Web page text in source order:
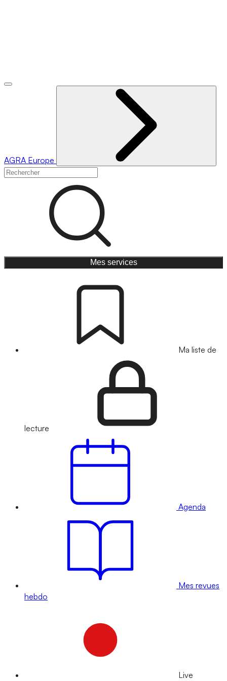
AGRA Europe
Mes services
Ma liste de
lecture
Agenda
Mes revues
hebdo
Live